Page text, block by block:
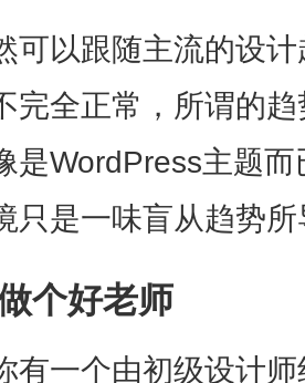
可以跟随主流的设
完全正常，所谓的
是WordPress主题
只是一味盲从趋势
个好老师
有一个由初级设计